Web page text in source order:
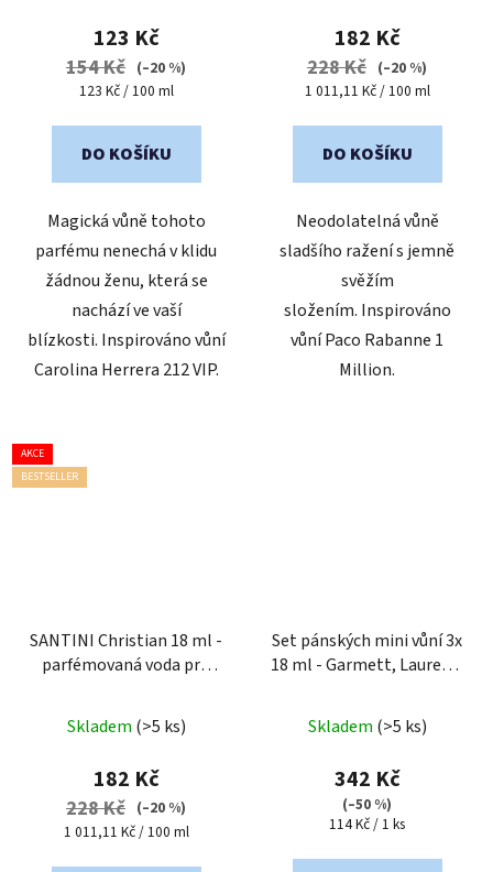
123 Kč
154 Kč (–20 %)
Měrná
123 Kč / 100 ml
DO KOŠÍKU
Magická vůně tohoto
parfému nenechá v klidu
žádnou ženu, která se
nachází ve vaší
blízkosti. Inspirováno vůní
Carolina Herrera 212 VIP.
182 Kč
228 Kč (–20 %)
Měrná
1 011,11 Kč / 100 ml
DO KOŠÍKU
Neodolatelná vůně
sladšího ražení s jemně
svěžím
složením. Inspirováno
vůní Paco Rabanne 1
Million.
AKCE
BESTSELLER
SANTINI Christian 18 ml -
parfémovaná voda pro
balení
hodnocení
produktu
je
5,0
Skladem (>5 ks)
182 Kč
228 Kč (–20 %)
Měrná
1 011,11 Kč / 100 ml
Set pánských mini vůní 3x
18 ml - Garmett, Laurent,
Skladem (>5 ks)
342 Kč
(–50 %)
Měrná
114 Kč / 1 ks